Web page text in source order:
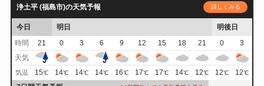
浄土平 (福島市)の天気予報 詳しくみる
今日 明日
明後日
時間
21 0 3 6 9 12 15 18 21 0
3
天気
気温 15℃ 14℃ 14℃ 14℃ 16℃ 17℃ 17℃ 14℃ 12℃ 12℃ 12℃